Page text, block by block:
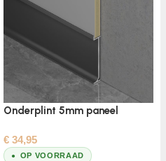
Onderplint 5mm paneel
€ 34,95
OP VOORRAAD